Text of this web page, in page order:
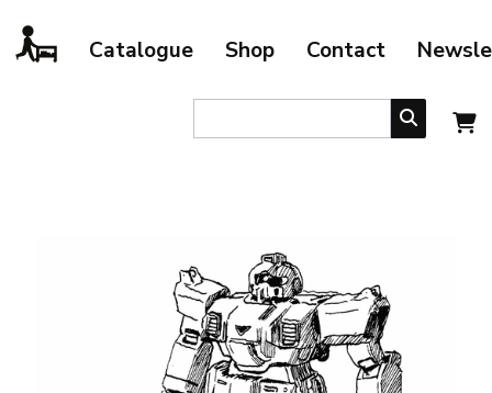
Catalogue Shop Contact